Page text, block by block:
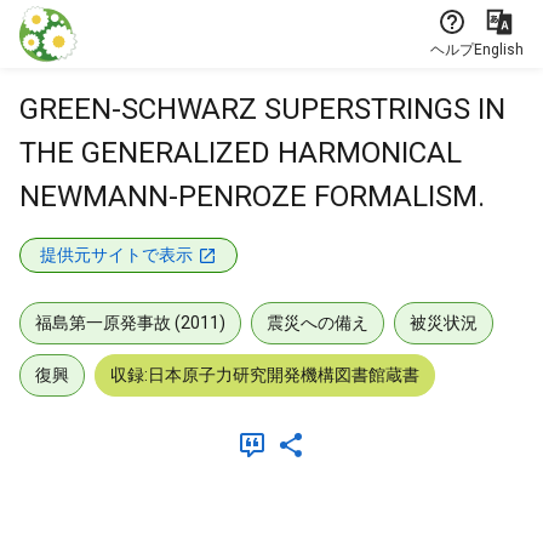
本文に飛ぶ
ヘルプEnglish
GREEN-SCHWARZ SUPERSTRINGS IN
THE GENERALIZED HARMONICAL
NEWMANN-PENROZE FORMALISM.
提供元サイトで表示
福島第一原発事故 (2011) 震災への備え 被災状況
復興 収録:日本原子力研究開発機構図書館蔵書